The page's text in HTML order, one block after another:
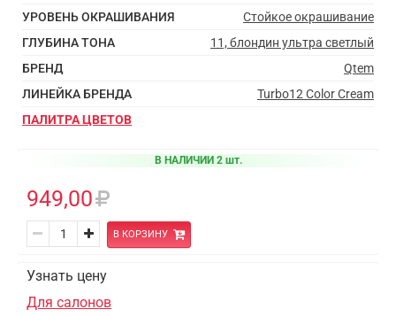
УРОВЕНЬ ОКРАШИВАНИЯ
Стойкое окрашивание
ГЛУБИНА ТОНА
11, блондин ультра светлый
БРЕНД
Qtem
ЛИНЕЙКА БРЕНДА
Turbo12 Color Cream
ПАЛИТРА ЦВЕТОВ
В НАЛИЧИИ 2 шт.
949,00
В КОРЗИНУ
Узнать цену
Для салонов